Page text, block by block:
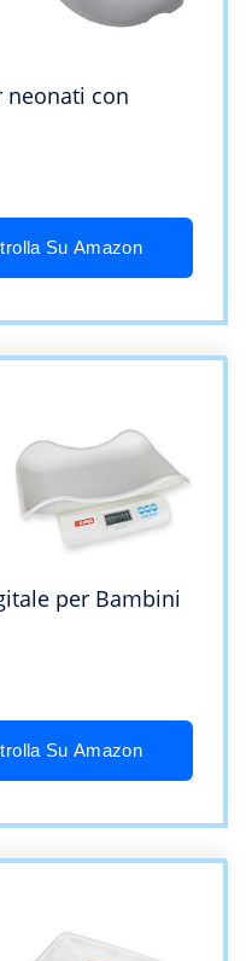
neonati con
Su Amazon
per Bambini
Su Amazon